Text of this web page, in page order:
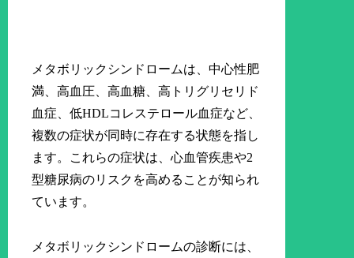
メタボリックシンドロームは、中心性肥
満、高血圧、高血糖、高トリグリセリド
血症、低HDLコレステロール血症など、
複数の症状が同時に存在する状態を指し
ます。これらの症状は、心血管疾患や2
型糖尿病のリスクを高めることが知られ
ています。
メタボリックシンドロームの診断には、